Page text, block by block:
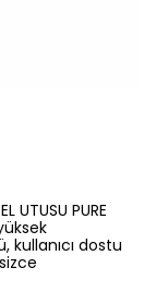
UTUSU PURE
kullanıcı dostu